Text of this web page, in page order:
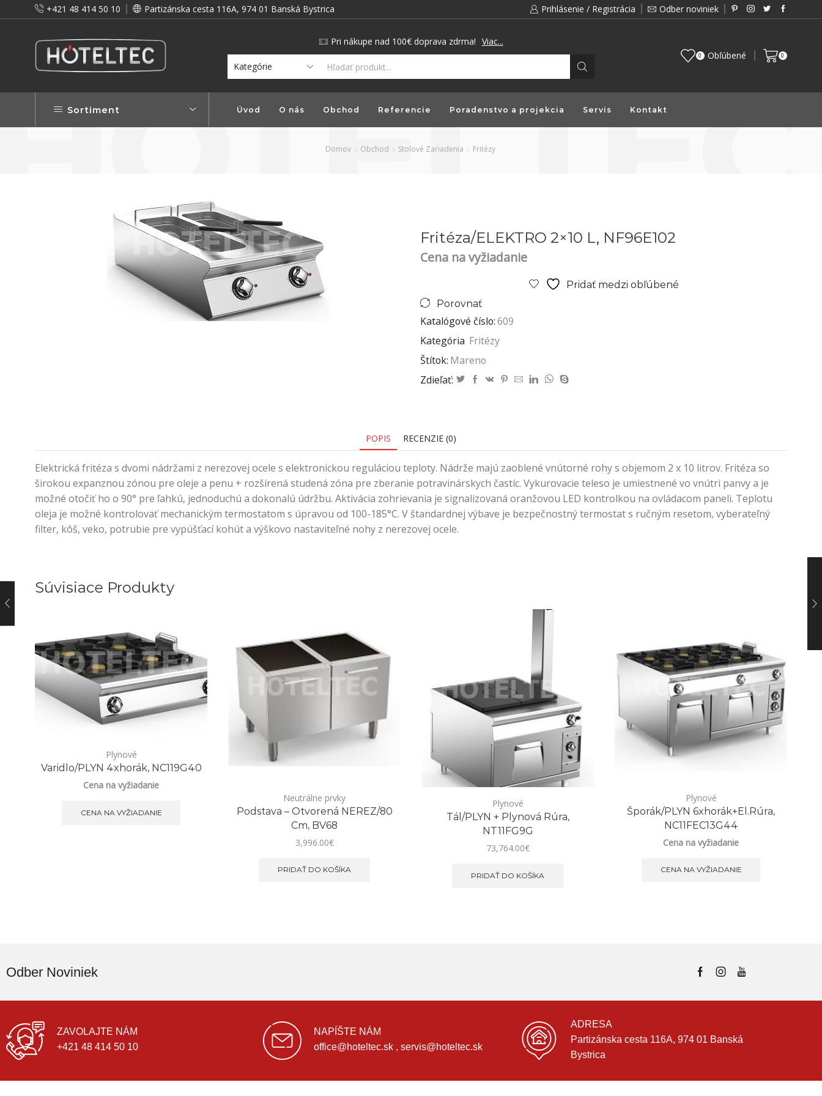
+421 48 414 50 10 Partizánska cesta 116A, 974 01 Banská Bystrica Prihlásenie / Registrácia Odber noviniek
a preto vám prinášame vernostné zľavy! Pri nákupe nad 100€ doprava zdrma! Viac...
0 Obľúbené 0
Sortiment Úvod O nás Obchod Referencie Poradenstvo a projekcia Servis Kontakt
Domov Obchod Stolové Zariadenia Fritézy
Fritéza/ELEKTRO 2×10 L, NF96E102
Cena na vyžiadanie
Pridať medzi obľúbené
Porovnať
Katalógové číslo:609
Kategória Fritézy
Štítok: Mareno
Zdieľať:
POPIS RECENZIE (0)
Elektrická fritéza s dvomi nádržami z nerezovej ocele s elektronickou reguláciou teploty. Nádrže majú zaoblené vnútorné rohy s objemom 2 x 10 litrov. Fritéza so
širokou expanznou zónou pre oleje a penu + rozšírená studená zóna pre zberanie potravinárskych častíc. Vykurovacie teleso je umiestnené vo vnútri panvy a je
možné otočiť ho o 90° pre ľahkú, jednoduchú a dokonalú údržbu. Aktivácia zohrievania je signalizovaná oranžovou LED kontrolkou na ovládacom paneli. Teplotu
oleja je možné kontrolovať mechanickým termostatom s úpravou od 100-185°C. V štandardnej výbave je bezpečnostný termostat s ručným resetom, vyberateľný
filter, kôš, veko, potrubie pre vypúšťací kohút a výškovo nastaviteľné nohy z nerezovej ocele.
Súvisiace Produkty
Plynové
Varidlo/PLYN 4xhorák, NC119G40
Cena na vyžiadanie
CENA NA VYŽIADANIE
Neutrálne prvky
Podstava – Otvorená NEREZ/80
Cm, BV68
3,996.00€
PRIDAŤ DO KOŠÍKA
Plynové
Tál/PLYN + Plynová Rúra,
NT11FG9G
73,764.00€
PRIDAŤ DO KOŠÍKA
Plynové
Šporák/PLYN 6xhorák+el.rúra,
NC11FEC13G44
Cena na vyžiadanie
CENA NA VYŽIADANIE
Odber Noviniek
ZAVOLAJTE NÁM
+421 48 414 50 10
NAPÍŠTE NÁM
office@hoteltec.sk , servis@hoteltec.sk
ADRESA
Partizánska cesta 116A, 974 01 Banská
Bystrica